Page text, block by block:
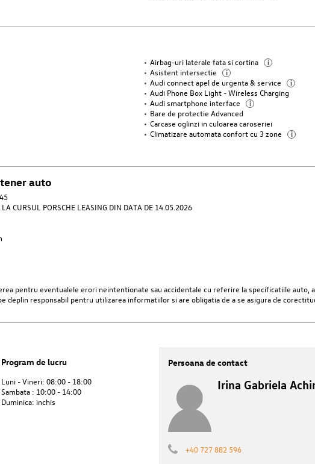
Airbag-uri laterale fata si cortina i
Asistent intersectie i
Audi connect apel de urgenta & service i
Audi Phone Box Light - Wireless Charging
Audi smartphone interface i
Bare de protectie Advanced
Carcase oglinzi in culoarea caroseriei
Climatizare automata confort cu 3 zone i
auto
CURSUL PORSCHE LEASING DIN DATA DE 14.05.2026
pentru eventualele erori neintentionate sau accidentale cu referire la specificatiile auto,
responsabil pentru utilizarea informatiilor si are obligatia de a se asigura de
Program de lucru
Luni - Vineri: 08:00 - 18:00
Sambata : 10:00 - 14:00
Duminica: inchis
Persoana de contact
Irina Gabriela
+40 727 882 596